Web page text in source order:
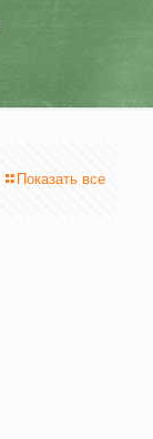
Показать все